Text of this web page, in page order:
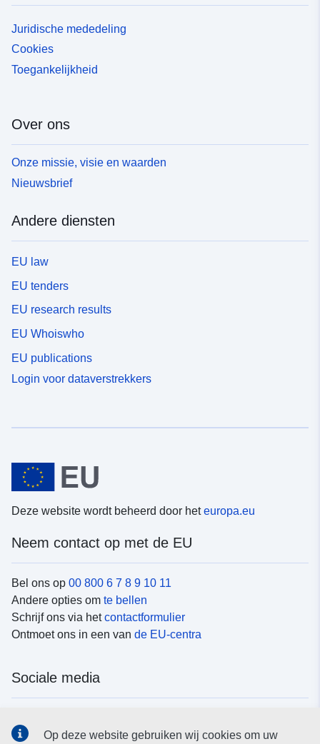
Juridische mededeling
Cookies
Toegankelijkheid
Over ons
Onze missie, visie en waarden
Nieuwsbrief
Andere diensten
EU law
EU tenders
EU research results
EU Whoiswho
EU publications
Login voor dataverstrekkers
Deze website wordt beheerd door heteuropa.eu
Neem contact op met de EU
Bel ons op 00 800 6 7 8 9 10 11
Andere opties om te bellen
Schrijf ons via hetcontactformulier
Ontmoet ons in een van de EU-centra
Sociale media
Op deze website gebruiken wij cookies om uw